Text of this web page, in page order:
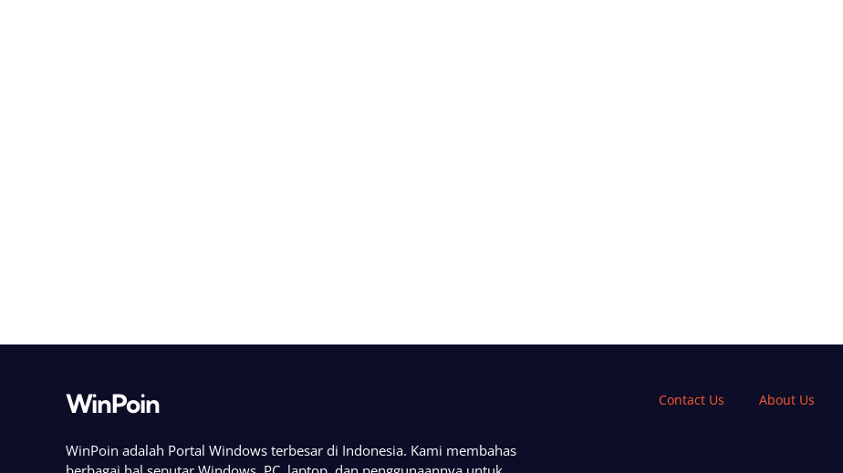
WinPoin
WinPoin adalah Portal Windows terbesar di Indonesia. Kami membahas
Contact Us About Us